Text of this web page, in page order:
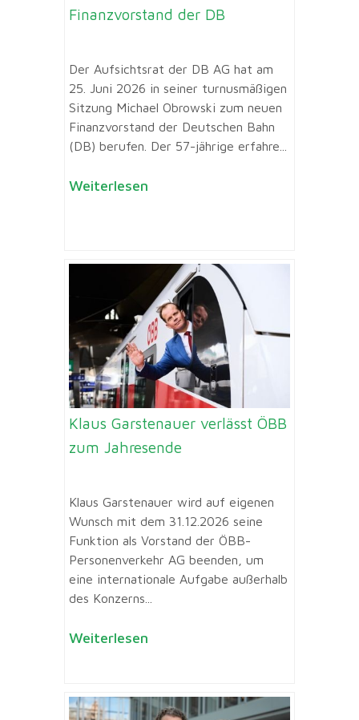
Finanzvorstand der DB
Der Aufsichtsrat der DB AG hat am
25. Juni 2026 in seiner turnusmäßigen
Sitzung Michael Obrowski zum neuen
Finanzvorstand der Deutschen Bahn
(DB) berufen. Der 57-jährige erfahre...
Weiterlesen
Klaus Garstenauer verlässt ÖBB
zum Jahresende
Klaus Garstenauer wird auf eigenen
Wunsch mit dem 31.12.2026 seine
Funktion als Vorstand der ÖBB-
Personenverkehr AG beenden, um
eine internationale Aufgabe außerhalb
des Konzerns...
Weiterlesen